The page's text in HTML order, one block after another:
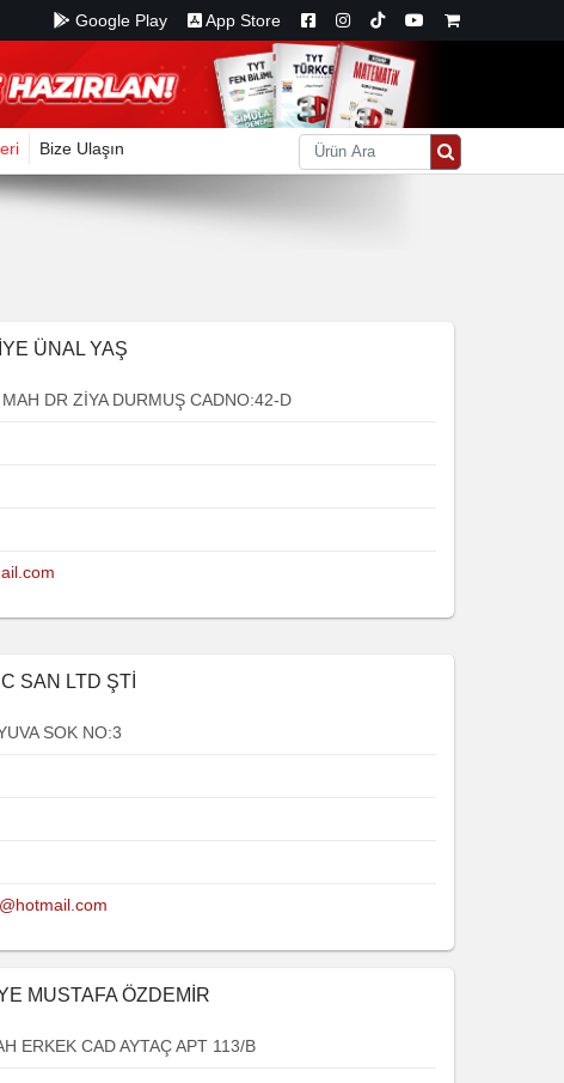
Google Play App Store
Bize Ulaşın
ÜNAL YAŞ
DR ZİYA DURMUŞ CADNO:42-D
SAN LTD ŞTİ
SOK NO:3
MUSTAFA ÖZDEMİR
ERKEK CAD AYTAÇ APT 113/B